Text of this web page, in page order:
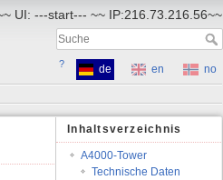
UI: ---start--- ~~ IP:216.73.216.56~~
? de en
no
Inhaltsverzeichnis
A4000-Tower
Technische Daten